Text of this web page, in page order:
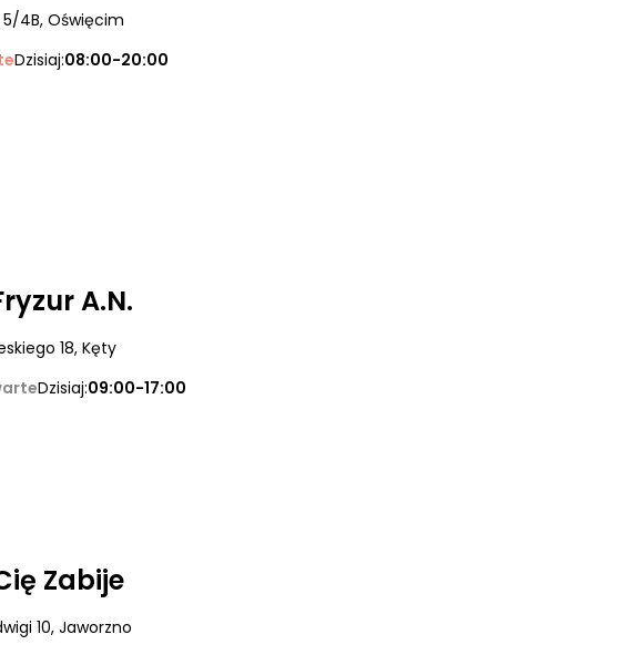
5/4B, Oświęcim
Dzisiaj:08:00-20:00
A.N.
18, Kęty
Dzisiaj:09:00-17:00
Zabije
10, Jaworzno